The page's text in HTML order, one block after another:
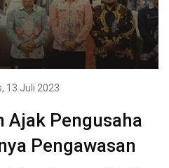
13 Juli 2023
Ajak Pengusaha
Pengawasan